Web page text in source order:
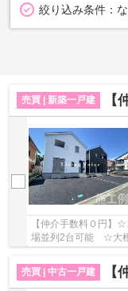
絞り込み条件：
売買 | 新築一戸建 【仲
【仲介手数料０円
場並列2台可能 ☆大
売買 | 中古一戸建
【